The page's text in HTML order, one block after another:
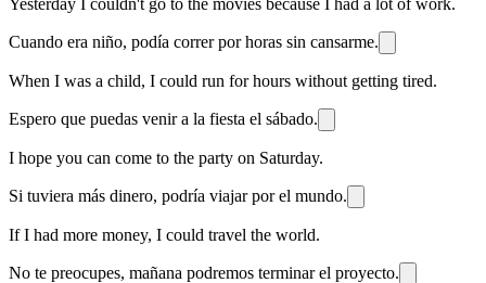
Cuando era niño, podía correr por horas sin cansarme.
When I was a child, I could run for hours without getting tired.
Espero que puedas venir a la fiesta el sábado.
I hope you can come to the party on Saturday.
Si tuviera más dinero, podría viajar por el mundo.
If I had more money, I could travel the world.
No te preocupes, mañana podremos terminar el proyecto.